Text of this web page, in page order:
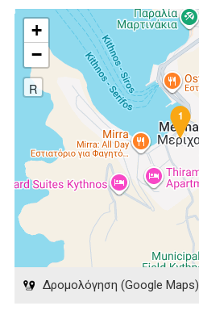
1
+
−
R
Δρομολόγηση (Google Maps)